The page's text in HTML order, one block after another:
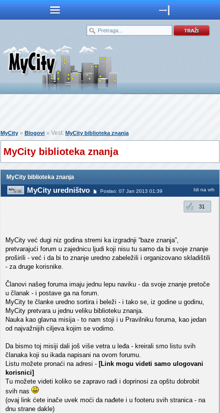
MyCity » Blogovi » Vest: MyCity biblioteka znanja
MyCity biblioteka znanja
MyCity biblioteka znanja
MyCity uredništvo Poslao: 07 Jan 2013 01:39 Idi na vrh
31
MyCity već dugi niz godina stremi ka izgradnji “baze znanja”,
pretvarajući forum u zajednicu ljudi koji nisu tu samo da bi svoje znanje
proširili - već i da bi to znanje uredno zabeležili i organizovano skladištili
- za druge korisnike.
Članovi našeg foruma imaju jednu lepu naviku - da svoje znanje pretoče
u članak - i postave ga na forum.
MyCity te članke uredno sortira i beleži - i tako se, iz godine u godinu,
MyCity pretvara u jednu veliku biblioteku znanja.
Nauka kao glavna misija - to nam stoji i u Pravilniku foruma, kao jedan
od najvažnijih ciljeva kojim se vodimo.
Da bismo toj misiji dali još više vetra u leđa - kreirali smo listu svih
članaka koji su ikada napisani na ovom forumu.
Listu možete pronaći na adresi - [Link mogu videti samo ulogovani
korisnici]
Tu možete videti koliko se zapravo radi i doprinosi za opštu dobrobit
svih nas
(ovaj link ćete inače uvek moći da nađete i u footeru svih stranica - na
dnu strane dakle)